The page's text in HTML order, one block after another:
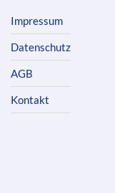
Impressum
Datenschutz
AGB
Kontakt